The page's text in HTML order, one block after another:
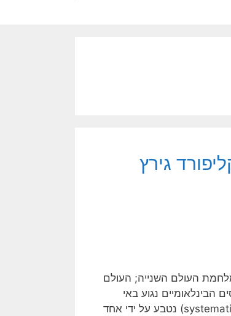
גירץ
העולם השנייה; העולם
הבינלאומיים נגוע באי
הבנה שיטתית… המושג הזה, "אי הבנה שיטתית" (systematic misunderstanding) נטבע על ידי אחד